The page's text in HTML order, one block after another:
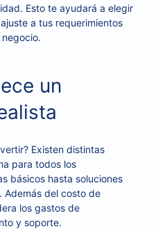
Esto te ayudará a elegir
a tus requerimientos
un
Existen distintas
para todos los
básicos hasta soluciones
Además del costo de
los gastos de
y soporte.